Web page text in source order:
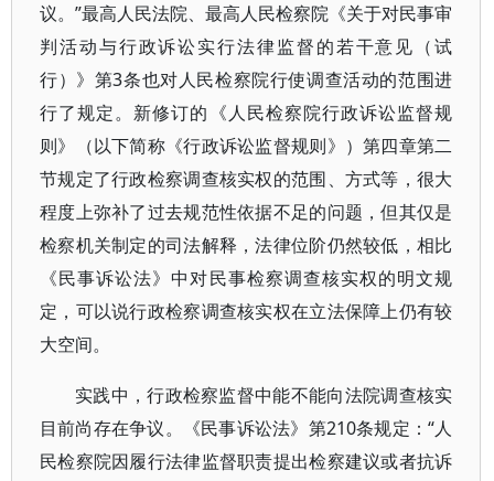
议。”最高人民法院、最高人民检察院《关于对民事审
判活动与行政诉讼实行法律监督的若干意见（试
行）》第3条也对人民检察院行使调查活动的范围进
行了规定。新修订的《人民检察院行政诉讼监督规
则》（以下简称《行政诉讼监督规则》）第四章第二
节规定了行政检察调查核实权的范围、方式等，很大
程度上弥补了过去规范性依据不足的问题，但其仅是
检察机关制定的司法解释，法律位阶仍然较低，相比
《民事诉讼法》中对民事检察调查核实权的明文规
定，可以说行政检察调查核实权在立法保障上仍有较
大空间。
实践中，行政检察监督中能不能向法院调查核实
目前尚存在争议。《民事诉讼法》第210条规定：“人
民检察院因履行法律监督职责提出检察建议或者抗诉